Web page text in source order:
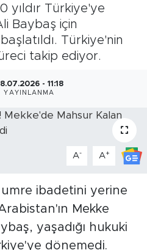
yıldır Türkiye'ye
Baybaş için
Türkiye'nin
takip ediyor.
- 11:18
YAYINLANMA
A- A+
umre ibadetini yerine
Mekke
yaşadığı hukuki
dönemedi.